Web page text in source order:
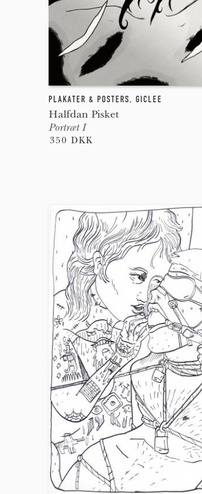
PLAKATER & POSTERS, GICLEE
Halfdan Pisket
Portræt I
350 DKK